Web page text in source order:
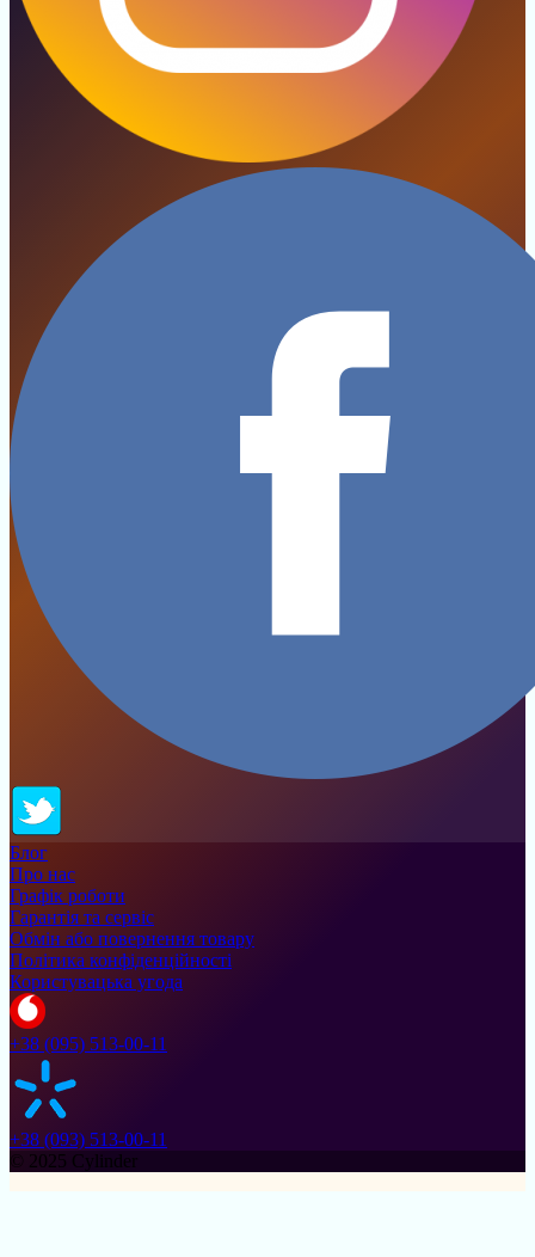
Блог
Про нас
Графік роботи
Гарантія та сервіс
Обмін або повернення товару
Політика конфіденційності
Користувацька угода
+38 (095) 513-00-11
+38 (093) 513-00-11
© 2025 Cylinder